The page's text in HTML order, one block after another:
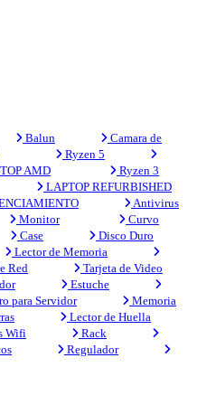
Balun
Camara de
Ryzen 5
AMD
Ryzen 3
LAPTOP REFURBISHED
Antivirus
Monitor
Curvo
Case
Disco Duro
Lector de Memoria
Red
Tarjeta de Video
Estuche
para Servidor
Memoria
Lector de Huella
Wifi
Rack
Regulador